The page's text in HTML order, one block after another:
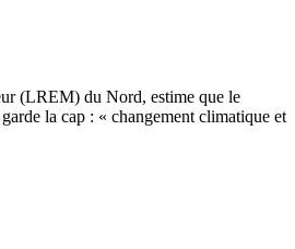
(LREM) du Nord, estime que le
la cap : « changement climatique et